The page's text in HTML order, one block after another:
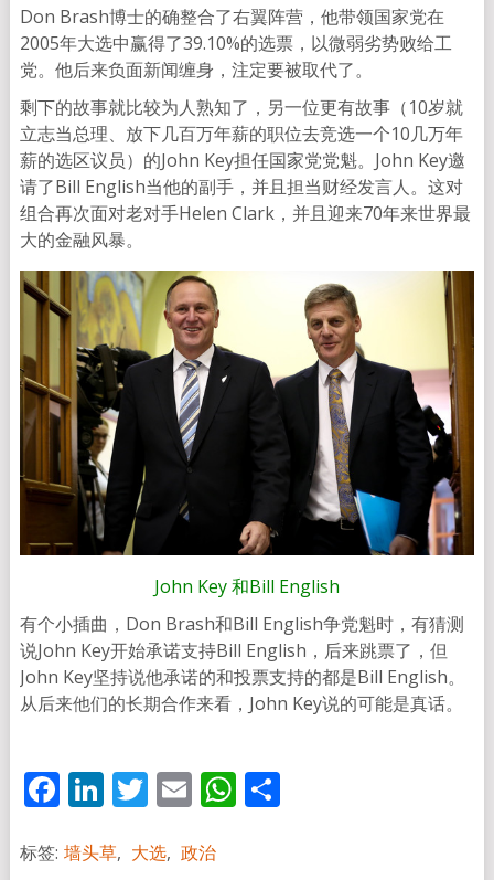
Don Brash博士的确整合了右翼阵营，他带领国家党在
2005年大选中赢得了39.10%的选票，以微弱劣势败给工
党。他后来负面新闻缠身，注定要被取代了。
剩下的故事就比较为人熟知了，另一位更有故事（10岁就
立志当总理、放下几百万年薪的职位去竞选一个10几万年
薪的选区议员）的John Key担任国家党党魁。John Key邀
请了Bill English当他的副手，并且担当财经发言人。这对
组合再次面对老对手Helen Clark，并且迎来70年来世界最
大的金融风暴。
John Key 和Bill English
有个小插曲，Don Brash和Bill English争党魁时，有猜测
说John Key开始承诺支持Bill English，后来跳票了，但
John Key坚持说他承诺的和投票支持的都是Bill English。
从后来他们的长期合作来看，John Key说的可能是真话。
Facebook
LinkedIn
Twitter
EmailWhatsApp
分
标签: 墙头草, 大选, 政治